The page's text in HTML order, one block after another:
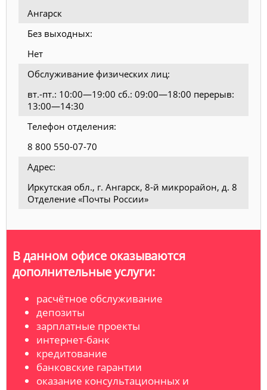
Ангарск
Без выходных:
Нет
Обслуживание физических лиц:
вт.-пт.: 10:00—19:00 сб.: 09:00—18:00 перерыв:
13:00—14:30
Телефон отделения:
8 800 550-07-70
Адрес:
Иркутская обл., г. Ангарск, 8-й микрорайон, д. 8
Отделение «Почты России»
В данном офисе оказываются
дополнительные услуги:
расчётное обслуживание
депозиты
зарплатные проекты
интернет-банк
кредитование
банковские гарантии
оказание консультационных и